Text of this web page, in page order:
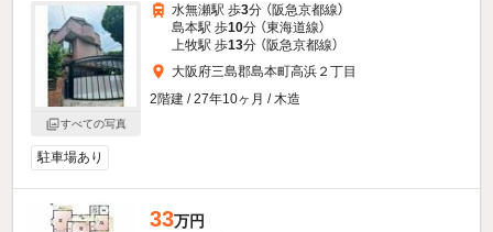
すべての写真
水無瀬駅 歩3分 （阪急京都線）
島本駅 歩10分 （東海道線）
上牧駅 歩13分 （阪急京都線）
大阪府三島郡島本町高浜２丁目
2階建 / 27年10ヶ月 / 木造
駐車場あり
33万円